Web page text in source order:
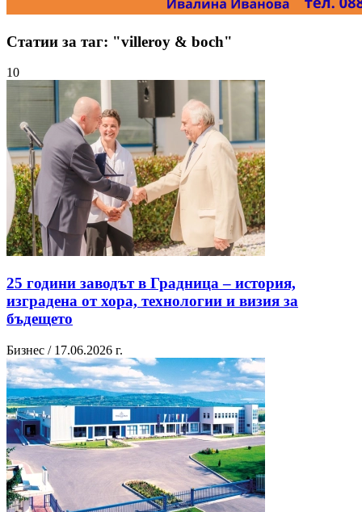
Статии за таг: "villeroy & boch"
10
25 години заводът в Градница – история,
изградена от хора, технологии и визия за
бъдещето
Бизнес / 17.06.2026 г.